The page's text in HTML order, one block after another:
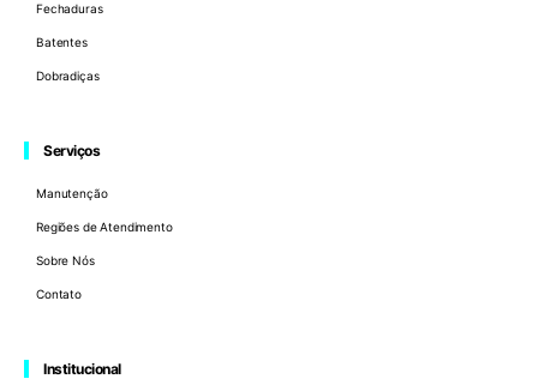
Fechaduras
Batentes
Dobradiças
Serviços
Manutenção
Regiões de Atendimento
Sobre Nós
Contato
Institucional